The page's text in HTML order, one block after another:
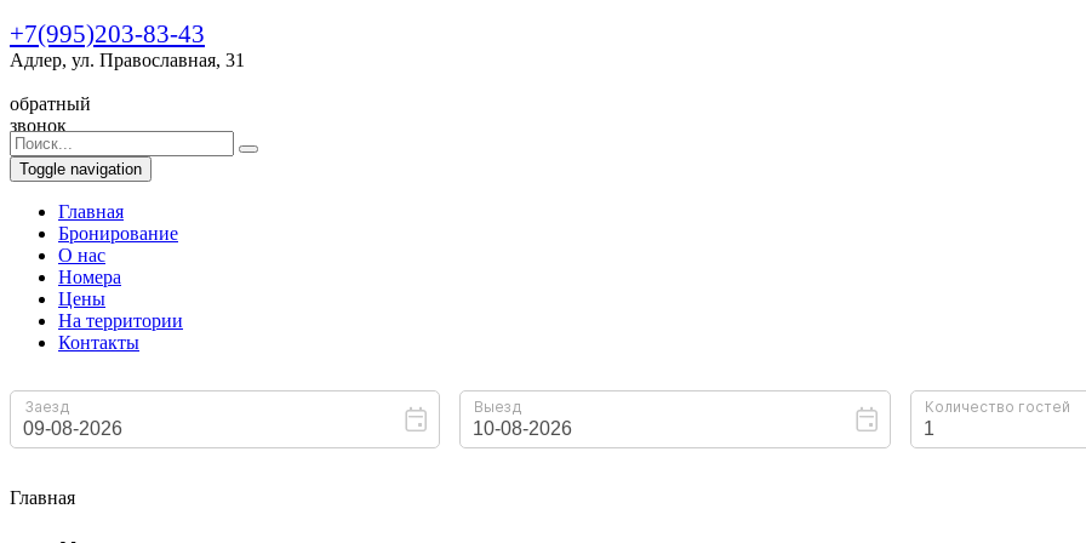
+7(995)203-83-43
Адлер, ул. Православная, 31
обратный
звонок
Toggle navigation
Главная
Бронирование
O нас
Номера
Цены
На территории
Контакты
Главная